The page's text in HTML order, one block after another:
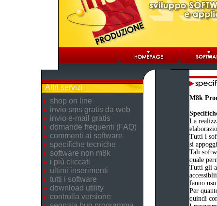
Altri servizi
shop on line
invio sms gratis da web
invio e-mail gratis
domande frequenti (FAQ)
commenti ai software
specifiche tecniche
software non m8k
i più cliccati
ultimi inserimenti
tutti i software
download utility
controlla versione
M8k
La
Tutti i
si
Tali
quale
Tutti gli
fanno uso
Per
quindi